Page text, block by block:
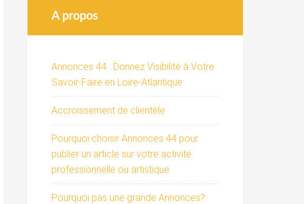
A propos
Annonces 44 : Donnez Visibilité à Votre
Savoir-Faire en Loire-Atlantique
Accroissement de clientèle
Pourquoi choisir Annonces 44 pour
publier un article sur votre activité
professionnelle ou artistique
Pourquoi pas une grande Annonces?